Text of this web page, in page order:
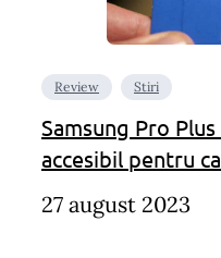
Review Stiri
Samsung Pro
accesibil pentru
27 august 2023